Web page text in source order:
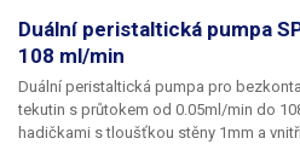
Duální peristaltická pumpa
108 ml/min
Duální peristaltická pumpa pro
tekutin s průtokem od 0.05ml/min do
hadičkami s tloušťkou stěny 1mm a